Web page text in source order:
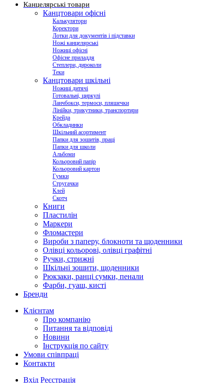
Канцелярські товари
Канцтовари офісні
Калькулятори
Коректори
Лотки для документів і підставки
Ножі канцелярські
Ножиці офісні
Офісне приладдя
Степлери, дироколи
Теки
Канцтовари шкільні
Ножиці дитячі
Готовальні, циркулі
Ланчбокси, термоси, пляшечки
Лінійки, трикутники, транспортири
Крейда
Обкладинки
Шкільний асортимент
Папки для зошитів, праці
Папки для школи
Альбоми
Кольоровий папір
Кольоровий картон
Гумки
Стругачки
Клей
Скотч
Книги
Пластилін
Маркери
Фломастери
Вироби з паперу, блокноти та щоденники
Олівці кольорові, олівці графітні
Ручки, стрижні
Шкільні зошити, щоденники
Рюкзаки, ранці сумки, пенали
Фарби, гуаш, кисті
Бренди
Клієнтам
Про компанію
Питання та відповіді
Новини
Інструкція по сайту
Умови співпраці
Контакти
Вхід Реєстрація